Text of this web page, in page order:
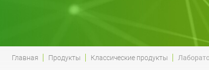
Главная Продукты Классические продукты